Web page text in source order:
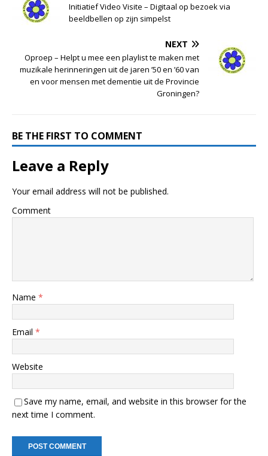
Initiatief Video Visite – Digitaal op bezoek via
beeldbellen op zijn simpelst
NEXT
Oproep – Helpt u mee een playlist te maken met
muzikale herinneringen uit de jaren ’50 en ’60 van
en voor mensen met dementie uit de Provincie
Groningen?
BE THE FIRST TO COMMENT
Leave a Reply
Your email address will not be published.
Comment
Name *
Email *
Website
Save my name, email, and website in this browser for the
next time I comment.